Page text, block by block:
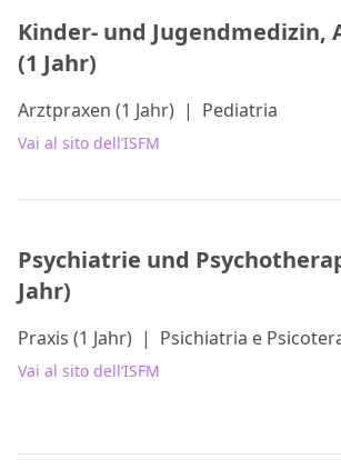
Kinder- und Jugendmedizin,
(1 Jahr)
Arztpraxen (1 Jahr) | Pediatria
Vai al sito dell’ISFM
Psychiatrie und
Jahr)
Praxis (1 Jahr) | Psichiatria e
Vai al sito dell’ISFM